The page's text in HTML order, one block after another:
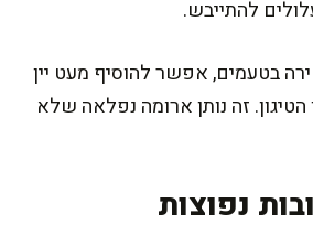
להתייבש.
בטעמים, אפשר להוסיף מעט יין
זה נותן ארומה נפלאה שלא
נפוצות